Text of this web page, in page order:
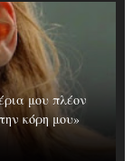
μου πλέον
κόρη μου»